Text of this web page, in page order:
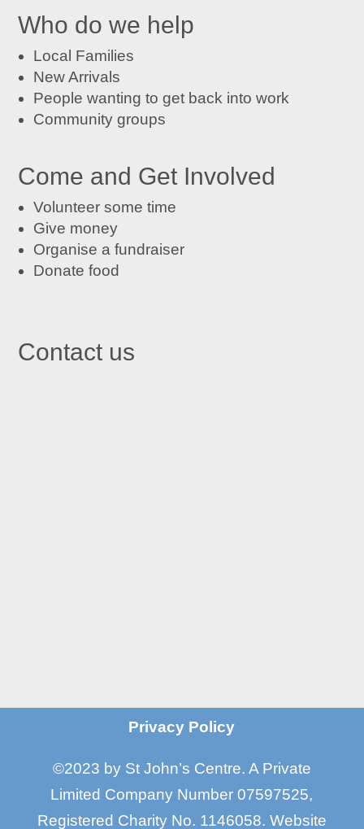
Who do we help
Local Families
New Arrivals
People wanting to get back into work
Community groups
Come and Get Involved
Volunteer some time
Give money
Organise a fundraiser
Donate food
Contact us
Privacy Policy
©2023 by St John’s Centre. A Private
Limited Company Number 07597525,
Registered Charity No. 1146058. Website